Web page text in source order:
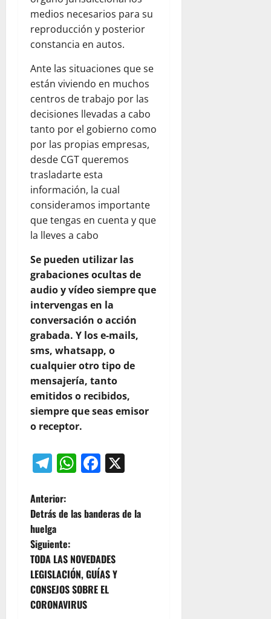
medios necesarios para su
reproducción y posterior
constancia en autos.
Ante las situaciones que se
están viviendo en muchos
centros de trabajo por las
decisiones llevadas a cabo
tanto por el gobierno como
por las propias empresas,
desde CGT queremos
trasladarte esta
información, la cual
consideramos importante
que tengas en cuenta y que
la lleves a cabo
Se pueden utilizar las
grabaciones ocultas de
audio y vídeo siempre que
intervengas en la
conversación o acción
grabada. Y los e-mails,
sms, whatsapp, o
cualquier otro tipo de
mensajería, tanto
emitidos o recibidos,
siempre que seas emisor
o receptor.
Telegram
WhatsApp
Facebook
N
a
v
e
g
Anterior:
Detrás de las banderas de la
huelga
Siguiente:
TODA LAS NOVEDADES
LEGISLACIÓN, GUÍAS Y
CONSEJOS SOBRE EL
CORONAVIRUS